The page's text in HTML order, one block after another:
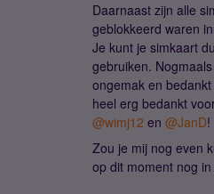
Daarnaast zijn alle
geblokkeerd waren
Je kunt je simkaart
gebruiken.
ongemak en
heel erg bedankt
@wimj12 en ​ @JanD!
Zou je mij nog even
op dit moment nog